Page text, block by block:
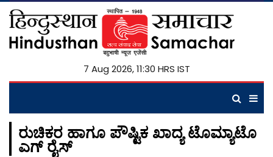
7 Aug 2026, 11:30 HRS IST
ರುಚಿಕರ ಹಾಗೂ ಪೌಷ್ಟಿಕ ಖಾದ್ಯ ಟೊಮ್ಯಾಟೊ
ಎಗ್ ರೈಸ್